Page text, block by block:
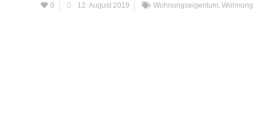
0 12. August 2019 Wohnungseigentum Wohnung